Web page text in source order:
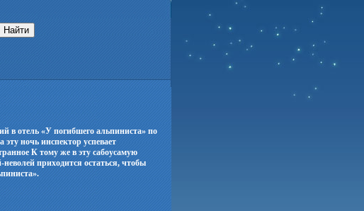
в отель «У погибшего альпиниста» по
ночь инспектор успевает
К тому же в эту сабоусамую
приходится остаться, чтобы